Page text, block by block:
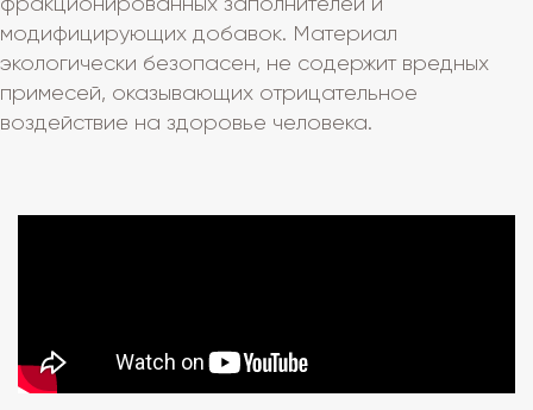
модифицирующих добавок. Материал
экологически безопасен, не содержит вредных
примесей, оказывающих отрицательное
воздействие на здоровье человека.